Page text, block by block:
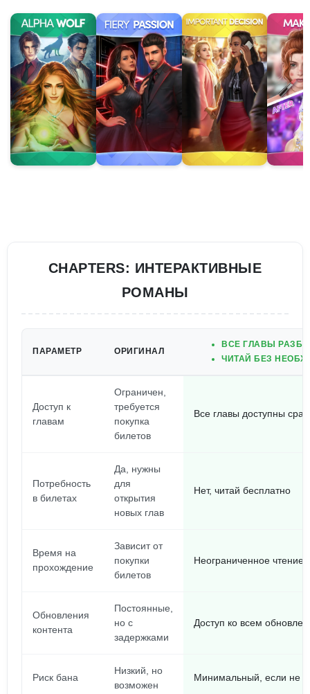
CHAPTERS: ИНТЕРАКТИВНЫЕ
РОМАНЫ
ПАРАМЕТР ОРИГИНАЛ
ВСЕ ГЛАВЫ
ЧИТАЙ БЕЗ
Доступ к
главам
Ограничен,
требуется
покупка
билетов
Все главы доступны
Потребность
в билетах
Да, нужны
для
открытия
новых глав
Нет, читай бесплатно
Время на
прохождение
Зависит от
покупки
билетов
Неограниченное
Обновления
контента
Постоянные,
но с
задержками
Доступ ко всем
Риск бана
Низкий, но
возможен
Минимальный, если не